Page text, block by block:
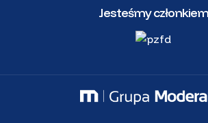
Jesteśmy członkiem